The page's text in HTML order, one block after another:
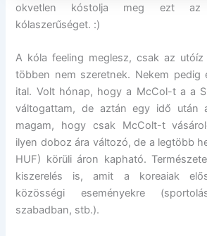
okvetlen kóstolja meg ezt az
kólaszerűséget. :)
A kóla feeling meglesz, csak az
többen nem szeretnek. Nekem pedig
ital. Volt hónap, hogy a McCol-t a a
váltogattam, de aztán egy idő után
magam, hogy csak McColt-t
ilyen doboz ára változó, de a legtöbb
HUF) körüli áron kapható.
kiszerelés is, amit a koreaiak
közösségi eseményekre
szabadban, stb.).